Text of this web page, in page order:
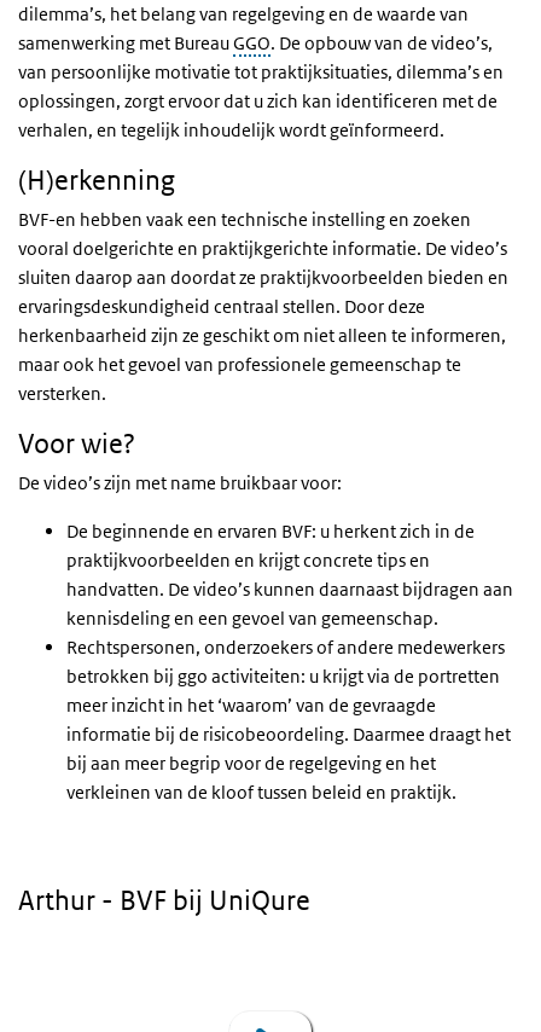
dilemma’s, het belang van regelgeving en de waarde van
samenwerking met BureauGGO. De opbouw van de video’s,
van persoonlijke motivatie tot praktijksituaties, dilemma’s en
oplossingen, zorgt ervoor dat u zich kan identificeren met de
verhalen, en tegelijk inhoudelijk wordt geïnformeerd.
(H)erkenning
BVF-en hebben vaak een technische instelling en zoeken
vooral doelgerichte en praktijkgerichte informatie. De video’s
sluiten daarop aan doordat ze praktijkvoorbeelden bieden en
ervaringsdeskundigheid centraal stellen. Door deze
herkenbaarheid zijn ze geschikt om niet alleen te informeren,
maar ook het gevoel van professionele gemeenschap te
versterken.
Voor wie?
De video’s zijn met name bruikbaar voor:
De beginnende en ervaren BVF: u herkent zich in de
praktijkvoorbeelden en krijgt concrete tips en
handvatten. De video’s kunnen daarnaast bijdragen aan
kennisdeling en een gevoel van gemeenschap.
Rechtspersonen, onderzoekers of andere medewerkers
betrokken bij ggo activiteiten: u krijgt via de portretten
meer inzicht in het ‘waarom’ van de gevraagde
informatie bij de risicobeoordeling. Daarmee draagt het
bij aan meer begrip voor de regelgeving en het
verkleinen van de kloof tussen beleid en praktijk.
Arthur - BVF bij UniQure